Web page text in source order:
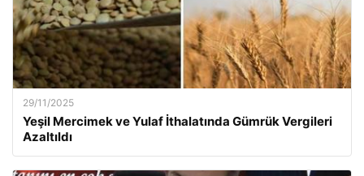
29/11/2025
Yeşil Mercimek ve Yulaf İthalatında Gümrük Vergileri
Azaltıldı